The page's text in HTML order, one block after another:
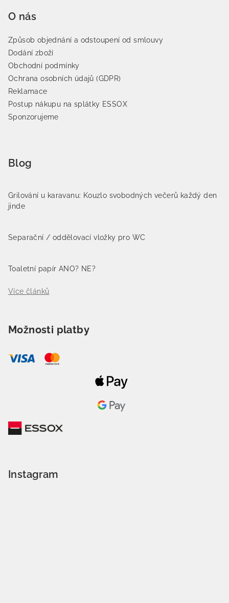
O nás
Způsob objednání a odstoupení od smlouvy
Dodání zboží
Obchodní podmínky
Ochrana osobních údajů (GDPR)
Reklamace
Postup nákupu na splátky ESSOX
Sponzorujeme
Blog
Grilování u karavanu: Kouzlo svobodných večerů každý den
jinde
Separační / oddělovací vložky pro WC
Toaletní papír ANO? NE?
Více článků
Možnosti platby
Instagram